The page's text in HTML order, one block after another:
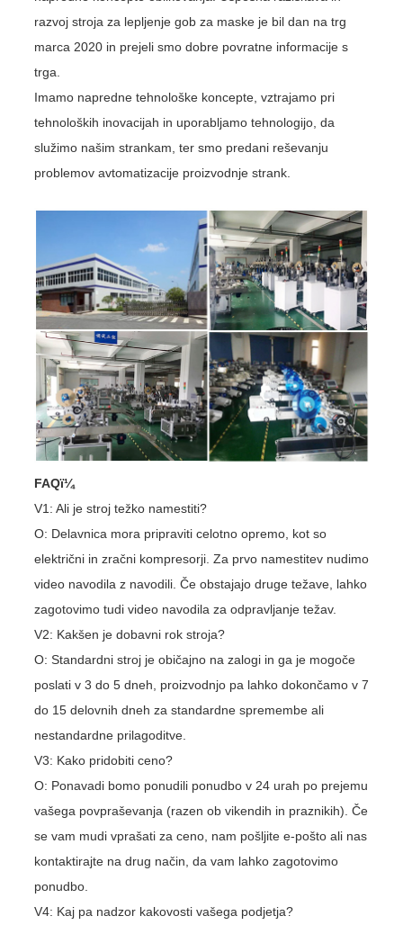
razvoj stroja za lepljenje gob za maske je bil dan na trg
marca 2020 in prejeli smo dobre povratne informacije s
trga.
Imamo napredne tehnološke koncepte, vztrajamo pri
tehnoloških inovacijah in uporabljamo tehnologijo, da
služimo našim strankam, ter smo predani reševanju
problemov avtomatizacije proizvodnje strank.
FAQï¼
V1: Ali je stroj težko namestiti?
O: Delavnica mora pripraviti celotno opremo, kot so
električni in zračni kompresorji. Za prvo namestitev nudimo
video navodila z navodili. Če obstajajo druge težave, lahko
zagotovimo tudi video navodila za odpravljanje težav.
V2: Kakšen je dobavni rok stroja?
O: Standardni stroj je običajno na zalogi in ga je mogoče
poslati v 3 do 5 dneh, proizvodnjo pa lahko dokončamo v 7
do 15 delovnih dneh za standardne spremembe ali
nestandardne prilagoditve.
V3: Kako pridobiti ceno?
O: Ponavadi bomo ponudili ponudbo v 24 urah po prejemu
vašega povpraševanja (razen ob vikendih in praznikih). Če
se vam mudi vprašati za ceno, nam pošljite e-pošto ali nas
kontaktirajte na drug način, da vam lahko zagotovimo
ponudbo.
V4: Kaj pa nadzor kakovosti vašega podjetja?